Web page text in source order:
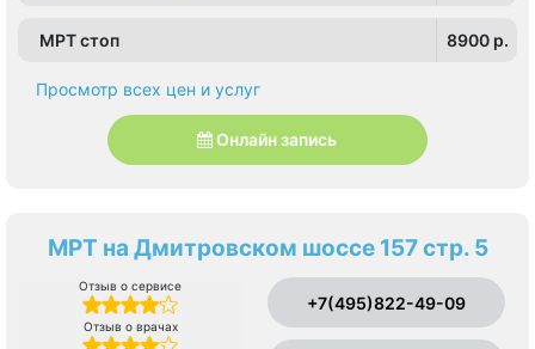
МРТ стоп 8900 p.
Просмотр всех цен и услуг
Онлайн запись
МРТ на Дмитровском шоссе 157 стр. 5
Отзыв о сервисе
Отзыв о врачах
+7(495)822-49-09